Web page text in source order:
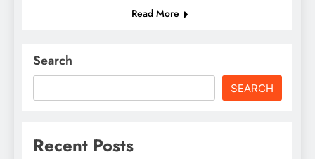
Read More
Search
SEARCH
Recent Posts